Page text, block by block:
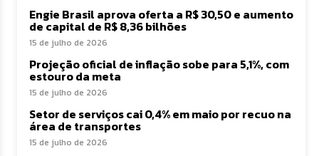
Engie Brasil aprova oferta a R$ 30,50 e aumento
de capital de R$ 8,36 bilhões
15 de julho de 2026
Projeção oficial de inflação sobe para 5,1%, com
estouro da meta
15 de julho de 2026
Setor de serviços cai 0,4% em maio por recuo na
área de transportes
15 de julho de 2026